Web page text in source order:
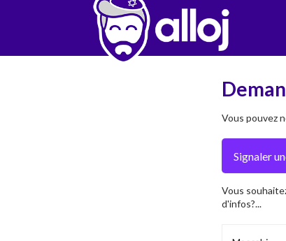
Vous pouvez
Vous
d'infos?...